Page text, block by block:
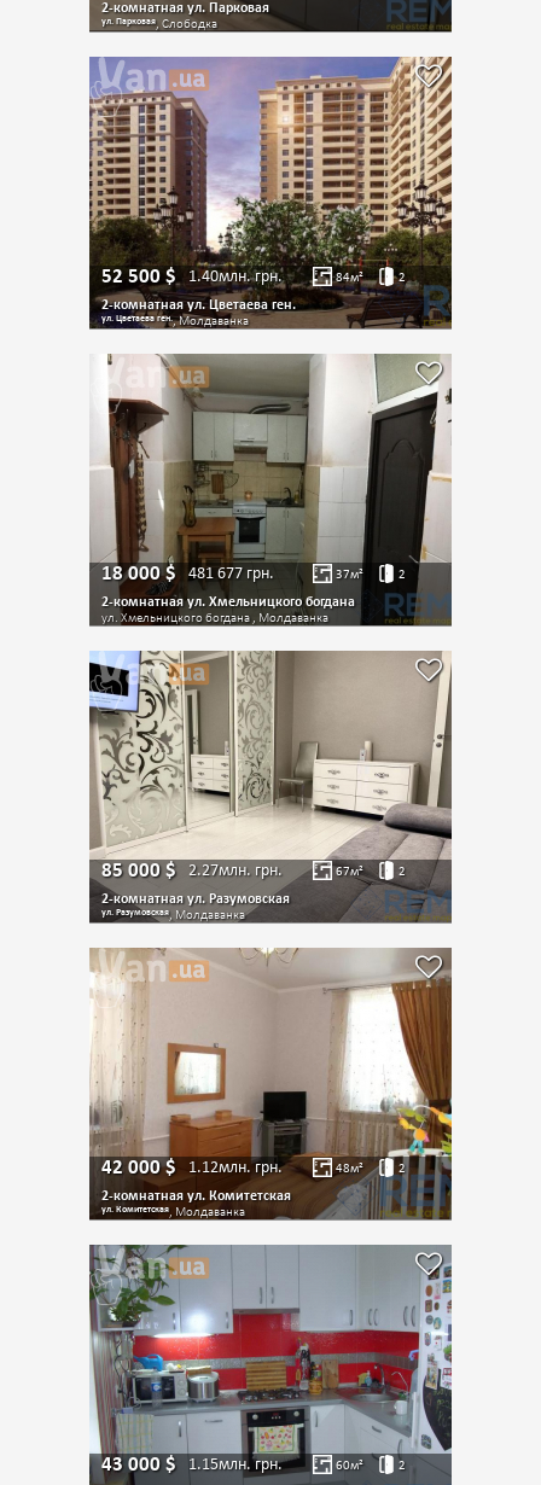
2-комнатная ул. Парковая
ул. Парковая, Слободка
52 500 $ 1.40млн.грн. 84м² 2
2-комнатная ул. Цветаева ген.
ул. Цветаева ген., Молдаванка
18 000$ 481 677 грн. 37м² 2
2-комнатная ул. Хмельницкого богдана
ул. Хмельницкого богдана , Молдаванка
85 000$ 2.27млн. грн. 67м² 2
2-комнатная ул. Разумовская
ул. Разумовская, Молдаванка
42 000$ 1.12млн. грн. 48м² 2
2-комнатная ул. Комитетская
ул. Комитетская, Молдаванка
43 000 $ 1.15млн. грн. 60м² 2